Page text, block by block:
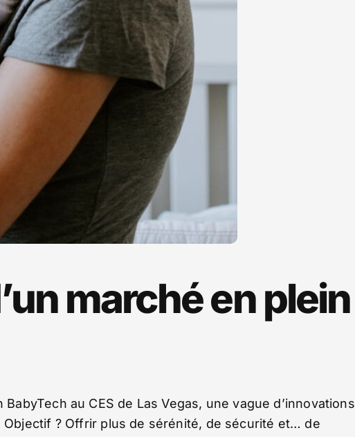
marché en plein
au CES de Las Vegas, une vague d’innovations
? Offrir plus de sérénité, de sécurité et… de